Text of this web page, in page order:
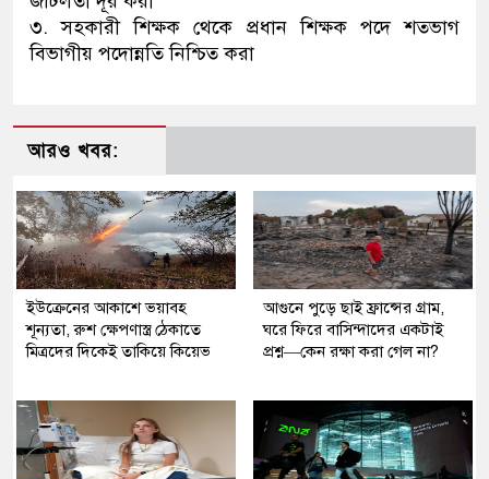
৩. সহকারী শিক্ষক থেকে প্রধান শিক্ষক পদে শতভাগ
বিভাগীয় পদোন্নতি নিশ্চিত করা
আরও খবর:
ইউক্রেনের আকাশে ভয়াবহ
শূন্যতা, রুশ ক্ষেপণাস্ত্র ঠেকাতে
মিত্রদের দিকেই তাকিয়ে কিয়েভ
আগুনে পুড়ে ছাই ফ্রান্সের গ্রাম,
ঘরে ফিরে বাসিন্দাদের একটাই
প্রশ্ন—কেন রক্ষা করা গেল না?